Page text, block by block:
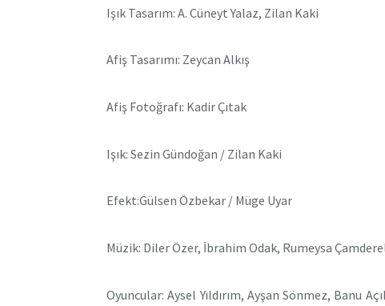
Işık Tasarım: A. Cüneyt Yalaz, Zilan Kaki
Afiş Tasarımı: Zeycan Alkış
Afiş Fotoğrafı: Kadir Çıtak
Işık: Sezin Gündoğan / Zilan Kaki
Efekt:Gülsen Özbekar / Müge Uyar
Müzik: Diler Özer, İbrahim Odak, Rumeysa
Oyuncular: Aysel Yıldırım, Ayşan Sönmez, Banu